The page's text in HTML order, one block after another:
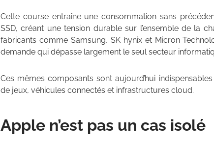
Cette course entraîne une consommation sans
SSD, créant une tension durable sur l’ensemble de la
fabricants comme Samsung, SK hynix et Micron
demande qui dépasse largement le seul secteur
Ces mêmes composants sont aujourd’hui
de jeux, véhicules connectés et infrastructures cloud.
Apple n’est pas un cas isolé